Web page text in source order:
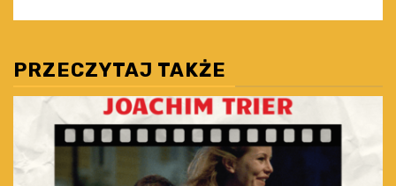
PRZECZYTAJ TAKŻE